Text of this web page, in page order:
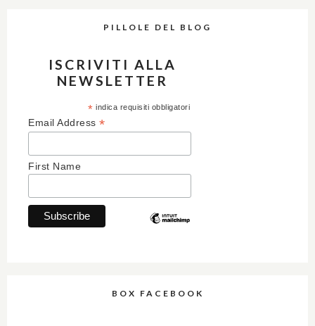
PILLOLE DEL BLOG
ISCRIVITI ALLA
NEWSLETTER
* indica requisiti obbligatori
Email Address *
First Name
BOX FACEBOOK